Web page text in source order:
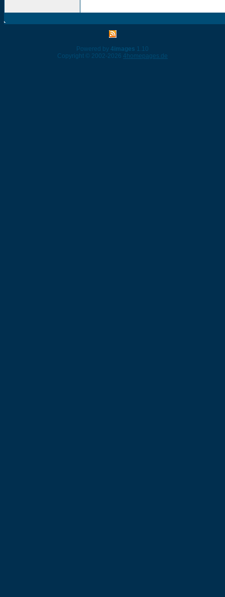
Powered by 4images 1.10
Copyright © 2002-2026 4homepages.de